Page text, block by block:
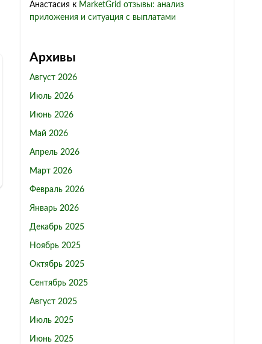
Анастасия к MarketGrid отзывы: анализ
приложения и ситуация с выплатами
Архивы
Август 2026
Июль 2026
Июнь 2026
Май 2026
Апрель 2026
Март 2026
Февраль 2026
Январь 2026
Декабрь 2025
Ноябрь 2025
Октябрь 2025
Сентябрь 2025
Август 2025
Июль 2025
Июнь 2025